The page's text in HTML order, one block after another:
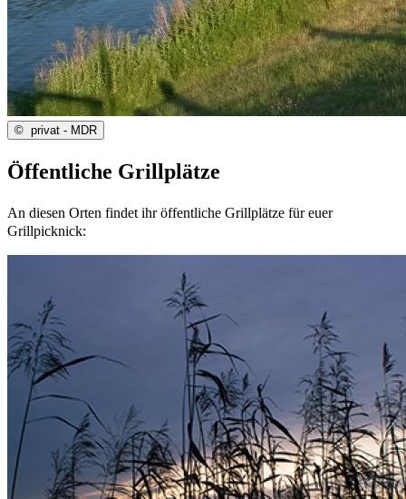
© privat - MDR
Öffentliche Grillplätze
An diesen Orten findet ihr öffentliche Grillplätze für euer
Grillpicknick: